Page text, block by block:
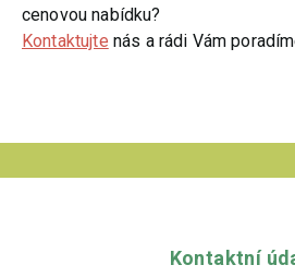
cenovou nabídku?
Kontaktujte nás a rádi Vám
Kontaktní